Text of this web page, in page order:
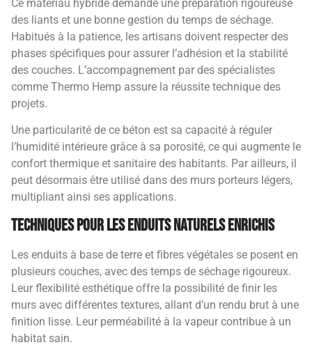
Ce matériau hybride demande une préparation rigoureuse
des liants et une bonne gestion du temps de séchage.
Habitués à la patience, les artisans doivent respecter des
phases spécifiques pour assurer l’adhésion et la stabilité
des couches. L’accompagnement par des spécialistes
comme Thermo Hemp assure la réussite technique des
projets.
Une particularité de ce béton est sa capacité à réguler
l’humidité intérieure grâce à sa porosité, ce qui augmente le
confort thermique et sanitaire des habitants. Par ailleurs, il
peut désormais être utilisé dans des murs porteurs légers,
multipliant ainsi ses applications.
Techniques pour les enduits naturels enrichis
Les enduits à base de terre et fibres végétales se posent en
plusieurs couches, avec des temps de séchage rigoureux.
Leur flexibilité esthétique offre la possibilité de finir les
murs avec différentes textures, allant d’un rendu brut à une
finition lisse. Leur perméabilité à la vapeur contribue à un
habitat sain.